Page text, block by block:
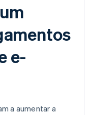
e-
a aumentar a